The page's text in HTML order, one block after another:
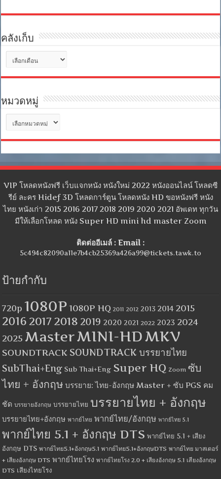
คลังเก็บ
คลัง
เก็บ
หมวดหมู่
หมวด
หมู่
VIP โหลดหนังฟรี เว็บแจกหนัง หนังใหม่ 2022 หนังออนไลน์ โหลดซี
รีย์ ละคร Hidef 3D โหลดการ์ตูน โหลดหนัง HD ขอหนังฟรี หนัง
ไทย หนังเก่า 2015 2016 2017 2018 2019 2020 2021 อัพเดท ทุกวัน
มีให้เลือกโหลด หนัง Super HD mini hd master Zoom
ติดต่ออีเมล์ : Email :
5c494c82090a11e7b4cb25369a426a99@tickets.tawk.to
ป้ายกำกับ
720p 1080P 1080P HQ 2011 2012 2013 2014 2015
2016 2017 2018 2019 2020 2021 2022 2023 2024
2025 MasterMINI-HDMKV
SOUNDTRACK SOUNDTRACK บรรยายไทย
SubThai+Eng Sub Thai+Eng Super HQ Zoom ซับ
ไทย + อังกฤษ บรรยาย: ไทย-อังกฤษ Master + ซับ PGS คม
ชัด บรรยายอังกฤษ บรรยายไทย บรรยายไทย + อังกฤษ
บรรยายไทย+อังกฤษ พากย์ไทย พากย์ไทย/อังกฤษ พากย์ไทย 5.1
พากย์ไทย 5.1 + อังกฤษ DTS พากย์ไทย 5.1 + เสียง
อังกฤษ DTS พากย์ไทย5.1+อังกฤษ5.1 พากย์ไทย5.1+อังกฤษDTS พากย์ไทย มาสเตอร์
+ เสียงอังกฤษ DTS พากย์ไทยโรง พากย์ไทยโรง 2.0 + เสียงอังกฤษ 5.1 เสียงอังกฤษ
DTS เสียงไทยโรง